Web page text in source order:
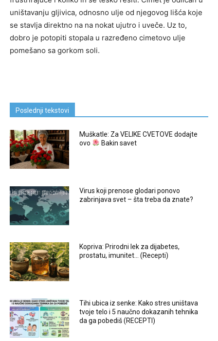
uništavanju gljivica, odnosno ulje od njegovog lišća koje
se stavlja direktno na na nokat ujutro i uveče. Uz to,
dobro je potopiti stopala u razređeno cimetovo ulje
pomešano sa gorkom soli.
Poslednji tekstovi
Muškatle: Za VELIKE CVETOVE dodajte
ovo
Bakin savet
Virus koji prenose glodari ponovo
zabrinjava svet – šta treba da znate?
Kopriva: Prirodni lek za dijabetes,
prostatu, imunitet… (Recepti)
Tihi ubica iz senke: Kako stres uništava
tvoje telo i 5 naučno dokazanih tehnika
da ga pobediš (RECEPTI)